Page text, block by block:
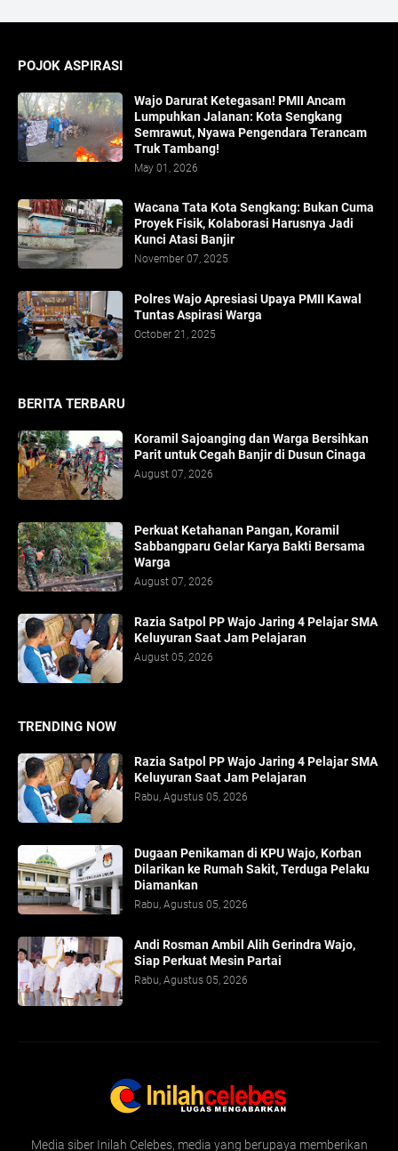
POJOK ASPIRASI
Wajo Darurat Ketegasan! PMII Ancam
Lumpuhkan Jalanan: Kota Sengkang
Semrawut, Nyawa Pengendara Terancam
Truk Tambang!
May 01, 2026
​Wacana Tata Kota Sengkang: Bukan Cuma
Proyek Fisik, Kolaborasi Harusnya Jadi
Kunci Atasi Banjir
November 07, 2025
Polres Wajo Apresiasi Upaya PMII Kawal
Tuntas Aspirasi Warga
October 21, 2025
BERITA TERBARU
Koramil Sajoanging dan Warga Bersihkan
Parit untuk Cegah Banjir di Dusun Cinaga
August 07, 2026
Perkuat Ketahanan Pangan, Koramil
Sabbangparu Gelar Karya Bakti Bersama
Warga
August 07, 2026
Razia Satpol PP Wajo Jaring 4 Pelajar SMA
Keluyuran Saat Jam Pelajaran
August 05, 2026
TRENDING NOW
Razia Satpol PP Wajo Jaring 4 Pelajar SMA
Keluyuran Saat Jam Pelajaran
Rabu, Agustus 05, 2026
Dugaan Penikaman di KPU Wajo, Korban
Dilarikan ke Rumah Sakit, Terduga Pelaku
Diamankan
Rabu, Agustus 05, 2026
Andi Rosman Ambil Alih Gerindra Wajo,
Siap Perkuat Mesin Partai
Rabu, Agustus 05, 2026
Media siber Inilah Celebes, media yang berupaya memberikan